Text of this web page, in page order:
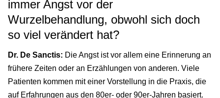
immer Angst vor der
Wurzelbehandlung, obwohl sich doch
so viel verändert hat?
Dr. De Sanctis: Die Angst ist vor allem eine Erinnerung an
frühere Zeiten oder an Erzählungen von anderen. Viele
Patienten kommen mit einer Vorstellung in die Praxis, die
auf Erfahrungen aus den 80er- oder 90er-Jahren basiert.